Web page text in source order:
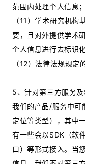
范围内处理个人信息；
（11）学术研究机
要，且对外提供学术
个人信息进行去标识
（12）法律法规规定
5、针对第三方服务
我们的产品/服务中可
定位等类型），其中
有一些会以SDK（软
口）等形式接入。当